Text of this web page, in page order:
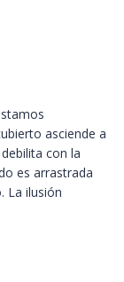
asciende a
con la
es arrastrada
La ilusión